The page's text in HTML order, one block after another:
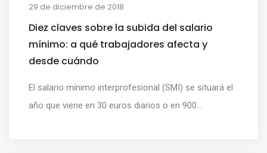
29 de diciembre de 2018
Diez claves sobre la subida del salario
mínimo: a qué trabajadores afecta y
desde cuándo
El salario mínimo interprofesional (SMI) se situará el
año que viene en 30 euros diarios o en 900...